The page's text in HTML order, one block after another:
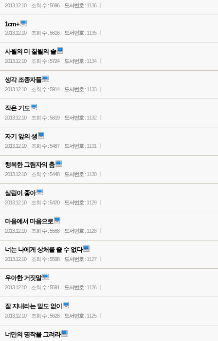
2013.12.10 조회 수 : 5696 도서번호 : 1136
1cm+
2013.12.10 조회 수 : 5616 도서번호 : 1135
사월의 미 칠월의 솔
2013.12.10 조회 수 : 5724 도서번호 : 1134
생각 조종자들
2013.12.10 조회 수 : 5914 도서번호 : 1133
작은 기도
2013.12.10 조회 수 : 5819 도서번호 : 1132
자기 앞의 생
2013.12.10 조회 수 : 5487 도서번호 : 1131
행복한 그림자의 춤
2013.12.10 조회 수 : 5448 도서번호 : 1130
살림이 좋아
2013.12.10 조회 수 : 5420 도서번호 : 1129
마음에서 마음으로
2013.12.10 조회 수 : 5568 도서번호 : 1128
너는 나에게 상처를 줄 수 없다
2013.12.10 조회 수 : 5598 도서번호 : 1127
우아한 거짓말
2013.12.10 조회 수 : 5591 도서번호 : 1126
잘 지내라는 말도 없이
2013.12.10 조회 수 : 5628 도서번호 : 1125
너만의 명작을 그려라